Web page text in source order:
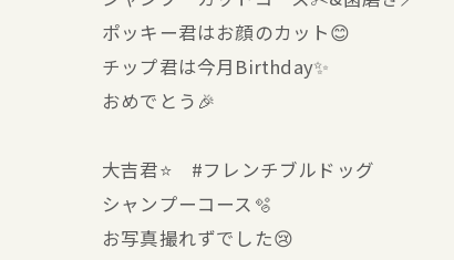
ポッキー君はお顔のカット😊
チップ君は今月Birthday✨
おめでとう🎉
大吉君⭐ #フレンチブルドッグ
シャンプーコース🫧
お写真撮れずでした😢